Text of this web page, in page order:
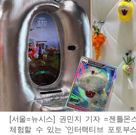
[서울=뉴시스] 권민지 기자 =젠틀몬
체험할 수 있는 '인터랙티브 포토부